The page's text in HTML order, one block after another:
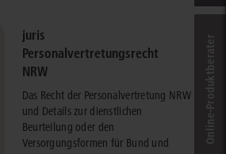
juris
Personalvertretungsrecht
NRW
Das Recht der Personalvertretung NRW
und Details zur dienstlichen
Beurteilung oder den
Versorgungsformen für Bund und
Online-Produkt­berater